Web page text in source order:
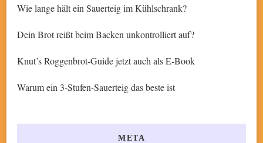
Wie lange hält ein Sauerteig im Kühlschrank?
Dein Brot reißt beim Backen unkontrolliert auf?
Knut’s Roggenbrot-Guide jetzt auch als E-Book
Warum ein 3-Stufen-Sauerteig das beste ist
META